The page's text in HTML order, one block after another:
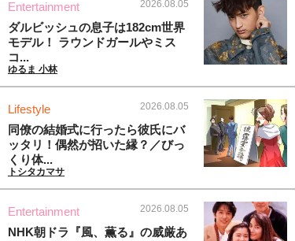
Entertainment 2026.08.05
ダルビッシュの息子は182cm世界
モデル！ ラウンドガールやミス
コ...
ゆるま 小林
Lifestyle 2026.08.05
同僚の結婚式に行ったら彼氏にバ
ッタリ！偶然が招いた縁？／びっ
くり体...
トシタカマサ
Entertainment 2026.08.05
NHK朝ドラ『風、薫る』の威厳あ